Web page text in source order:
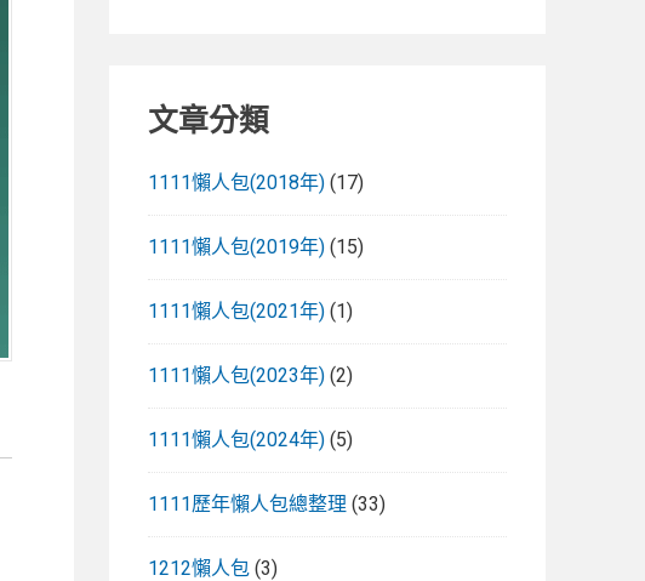
文章分類
1111懶人包(2018年) (17)
1111懶人包(2019年) (15)
1111懶人包(2021年) (1)
1111懶人包(2023年) (2)
1111懶人包(2024年) (5)
1111歷年懶人包總整理 (33)
1212懶人包 (3)